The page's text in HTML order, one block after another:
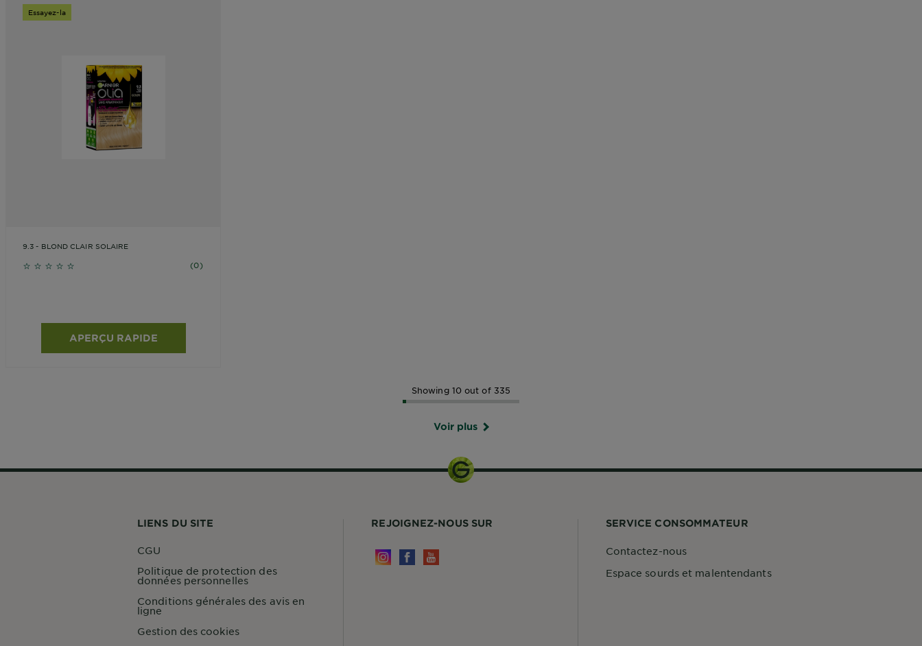
Essayez-la
9.3 - BLOND CLAIR SOLAIRE
No reviews (0)
APERÇU RAPIDE
Showing 10 out of 335
Voir plus
LIENS DU SITE
CGU
Politique de protection des
données personnelles
Conditions générales des avis en
ligne
Gestion des cookies
REJOIGNEZ-NOUS SUR SERVICE CONSOMMATEUR
Contactez-nous
Espace sourds et malentendants